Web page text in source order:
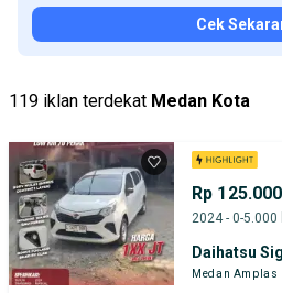
Cek
119 iklan terdekat Medan Kota
Rp
2024 - 0-5.000
Daihatsu
Medan Amplas